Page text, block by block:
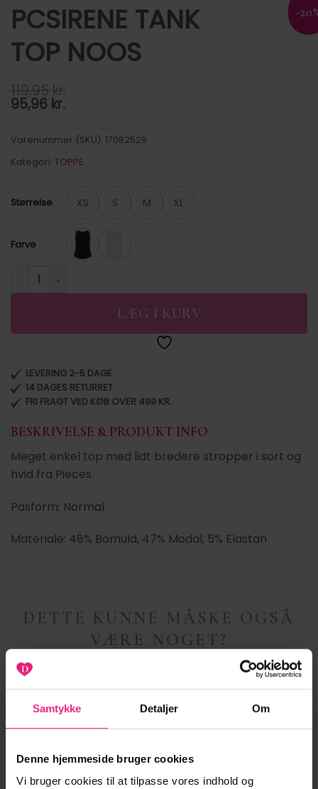
Samtykke Detaljer Om
Denne hjemmeside bruger cookies
Vi bruger cookies til at tilpasse vores indhold og
-
PCSIRENE TANK
TOP NOOS
119,95kr.
95,96 kr.
Varenummer (SKU): 17082528
Kategori: TOPPE
Størrelse XS S M XL
Farve
PCSIRENE TANK TOP NOOS antal
LÆG I KURV
LEVERING 2-5 DAGE
14 DAGES RETURRET
FRI FRAGT VED KØB OVER 499 KR.
BESKRIVELSE & PRODUKT INFO
Meget enkel top med lidt bredere stropper i sort og
hvid fra Pieces.
Pasform: Normal
Materiale: 48% Bomuld, 47% Modal, 5% Elastan
DETTE KUNNE MÅSKE OGSÅ
VÆRE NOGET?
ANDRE STYLES DER PASSER TIL DIT VALGTE